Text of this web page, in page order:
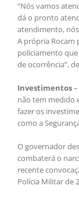
“Nós vamos
dá o pronto
atendimento,
A própria Rocam
policiamento
de ocorrência”,
Investimentos
não tem medido
fazer os
como a
O governador
combaterá o
recente
Polícia Militar de